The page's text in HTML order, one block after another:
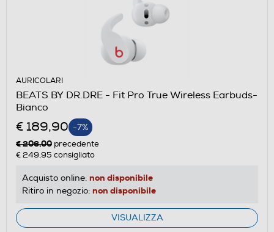
AURICOLARI
BEATS BY DR.DRE - Fit Pro True Wireless Earbuds-
Bianco
€ 189,90 -7%
€ 206,00 precedente
€ 249,95 consigliato
Acquisto online: non disponibile
Ritiro in negozio: non disponibile
VISUALIZZA